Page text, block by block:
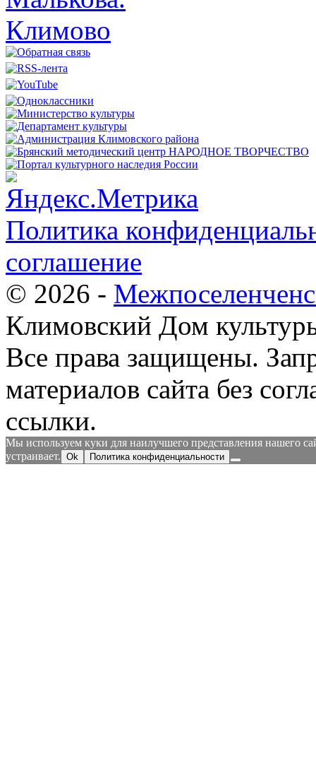
Политика
соглашение
© 2026 -
Климовский Дом
Все права защищены.
материалов сайта без
ссылки.
Мы используем куки для наилучшего представления нашего
устраивает. Ok Политика конфиденциальности